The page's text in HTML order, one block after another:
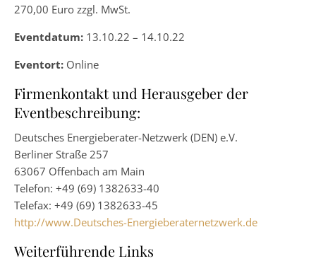
270,00 Euro zzgl. MwSt.
Eventdatum: 13.10.22 – 14.10.22
Eventort: Online
Firmenkontakt und Herausgeber der
Eventbeschreibung:
Deutsches Energieberater-Netzwerk (DEN) e.V.
Berliner Straße 257
63067 Offenbach am Main
Telefon: +49 (69) 1382633-40
Telefax: +49 (69) 1382633-45
http://www.Deutsches-Energieberaternetzwerk.de
Weiterführende Links